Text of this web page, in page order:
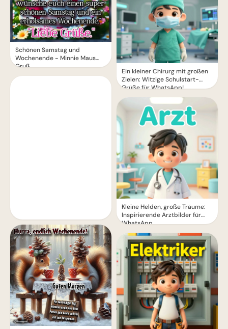
Schönen Samstag und
Wochenende - Minnie Maus
Gruß
Ein kleiner Chirurg mit großen
Zielen: Witzige Schulstart-
Grüße für WhatsApp!
Kleine Helden, große Träume:
Inspirierende Arztbilder für
WhatsApp.